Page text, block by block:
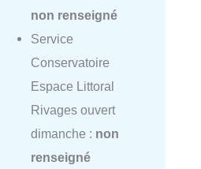
non renseigné
Service
Conservatoire
Espace Littoral
Rivages ouvert
dimanche : non
renseigné